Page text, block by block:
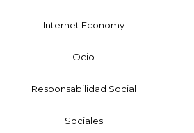
Internet Economy
Ocio
Responsabilidad Social
Sociales